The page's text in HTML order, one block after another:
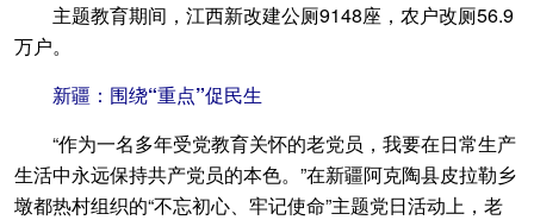
主题教育期间，江西新改建公厕9148座，农户改厕56.9
万户。
新疆：围绕“重点”促民生
“作为一名多年受党教育关怀的老党员，我要在日常生产
生活中永远保持共产党员的本色。”在新疆阿克陶县皮拉勒乡
墩都热村组织的“不忘初心、牢记使命”主题党日活动上，老